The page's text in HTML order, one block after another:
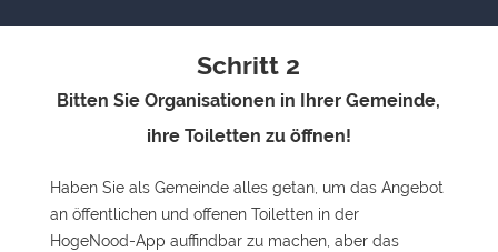
Schritt 2
Bitten Sie Organisationen in Ihrer Gemeinde,
ihre Toiletten zu öffnen!
Haben Sie als Gemeinde alles getan, um das Angebot
an öffentlichen und offenen Toiletten in der
HogeNood-App auffindbar zu machen, aber das